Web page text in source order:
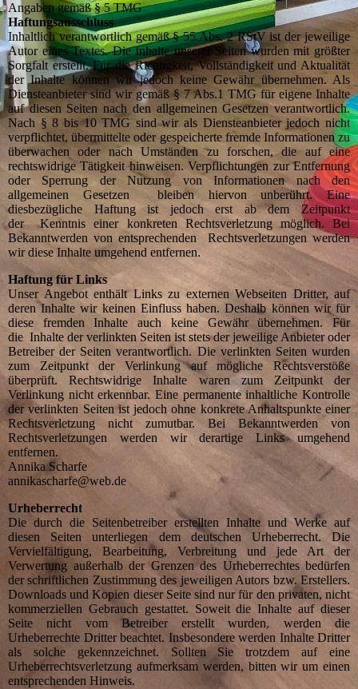
Angaben gemäß § 5 TMG
Haftungsausschluss
Inhaltlich verantwortlich gemäß § 55 Abs. 2 RStV ist der jeweilige
Autor eines Textes. Die Inhalte unserer Seiten wurden mit größter
Sorgfalt erstellt. Für die Richtigkeit, Vollständigkeit und Aktualität
der Inhalte können wir jedoch keine Gewähr übernehmen. Als
Diensteanbieter sind wir gemäß § 7 Abs.1 TMG für eigene Inhalte
auf diesen Seiten nach den allgemeinen Gesetzen verantwortlich.
Nach § 8 bis 10 TMG sind wir als Diensteanbieter jedoch nicht
verpflichtet, übermittelte oder gespeicherte fremde Informationen zu
überwachen oder nach Umständen zu forschen, die auf eine
rechtswidrige Tätigkeit hinweisen. Verpflichtungen zur Entfernung
oder Sperrung der Nutzung von Informationen nach den
allgemeinen Gesetzen bleiben hiervon unberührt. Eine
diesbezügliche Haftung ist jedoch erst ab dem Zeitpunkt
der Kenntnis einer konkreten Rechtsverletzung möglich. Bei
Bekanntwerden von entsprechenden Rechtsverletzungen werden
wir diese Inhalte umgehend entfernen.
Haftung für Links
Unser Angebot enthält Links zu externen Webseiten Dritter, auf
deren Inhalte wir keinen Einfluss haben. Deshalb können wir für
diese fremden Inhalte auch keine Gewähr übernehmen. Für
die Inhalte der verlinkten Seiten ist stets der jeweilige Anbieter oder
Betreiber der Seiten verantwortlich. Die verlinkten Seiten wurden
zum Zeitpunkt der Verlinkung auf mögliche Rechtsverstöße
überprüft. Rechtswidrige Inhalte waren zum Zeitpunkt der
Verlinkung nicht erkennbar. Eine permanente inhaltliche Kontrolle
der verlinkten Seiten ist jedoch ohne konkrete Anhaltspunkte einer
Rechtsverletzung nicht zumutbar. Bei Bekanntwerden von
Rechtsverletzungen werden wir derartige Links umgehend
entfernen.
Annika Scharfe
annikascharfe@web.de
Urheberrecht
Die durch die Seitenbetreiber erstellten Inhalte und Werke auf
diesen Seiten unterliegen dem deutschen Urheberrecht. Die
Vervielfältigung, Bearbeitung, Verbreitung und jede Art der
Verwertung außerhalb der Grenzen des Urheberrechtes bedürfen
der schriftlichen Zustimmung des jeweiligen Autors bzw. Erstellers.
Downloads und Kopien dieser Seite sind nur für den privaten, nicht
kommerziellen Gebrauch gestattet. Soweit die Inhalte auf dieser
Seite nicht vom Betreiber erstellt wurden, werden die
Urheberrechte Dritter beachtet. Insbesondere werden Inhalte Dritter
als solche gekennzeichnet. Sollten Sie trotzdem auf eine
Urheberrechtsverletzung aufmerksam werden, bitten wir um einen
entsprechenden Hinweis.